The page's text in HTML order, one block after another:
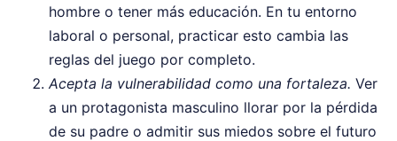
hombre o tener más educación. En tu entorno
laboral o personal, practicar esto cambia las
reglas del juego por completo.
Acepta la vulnerabilidad como una fortaleza. Ver
a un protagonista masculino llorar por la pérdida
de su padre o admitir sus miedos sobre el futuro